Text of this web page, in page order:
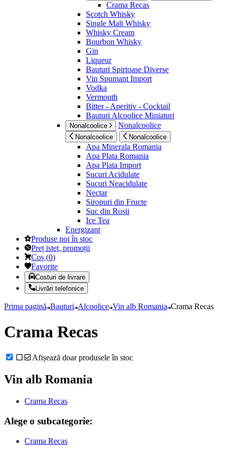
Crama Recas
Scotch Whisky
Single Malt Whisky
Whisky Cream
Bourbon Whisky
Gin
Liqueur
Bauturi Spirtoase Diverse
Vin Spumant Import
Vodka
Vermouth
Bitter - Aperitiv - Cocktail
Bauturi Alcoolice Miniaturi
Nonalcoolice Nonalcoolice
Nonalcoolice Nonalcoolice
Apa Minerala Romania
Apa Plata Romania
Apa Plata Import
Sucuri Acidulate
Sucuri Neacidulate
Nectar
Siropuri din Fructe
Suc din Rosii
Ice Tea
Energizant
Produse noi în stoc
Preț isteț, promoții
Coș (0)
Favorite
Costuri de livrare
Livrări telefonice
Prima pagină Bauturi Alcoolice Vin alb Romania Crama Recas
Crama Recas
Afișează doar produsele în stoc
Vin alb Romania
Crama Recas
Alege o subcategorie:
Crama Recas